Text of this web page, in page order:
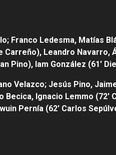
Franco Ledesma, Matías
Carreño), Leandro Navarro,
Pino), Iam González (61′
Velazco; Jesús Pino,
Becica, Ignacio Lemmo
Pernía (62′ Carlos